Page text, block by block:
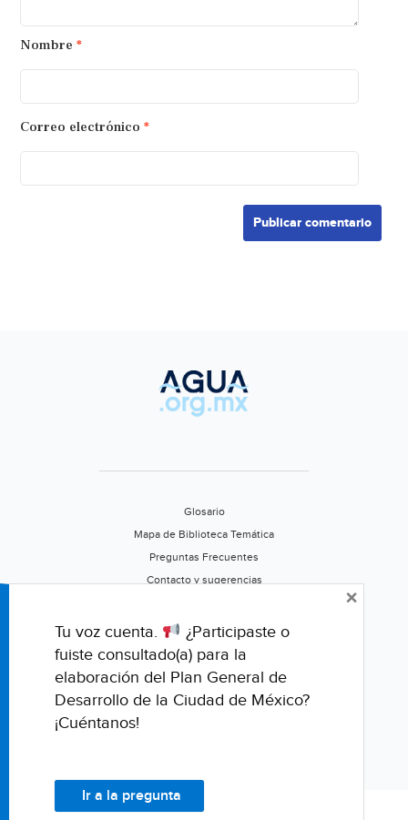
Nombre *
Correo electrónico *
Glosario
Mapa de Biblioteca Temática
Preguntas Frecuentes
Contacto y sugerencias
Califica este portal
Tu voz cuenta.
¿Participaste o
fuiste consultado(a) para la
elaboración del Plan General de
Desarrollo de la Ciudad de México?
¡Cuéntanos!
Ir a la pregunta
×